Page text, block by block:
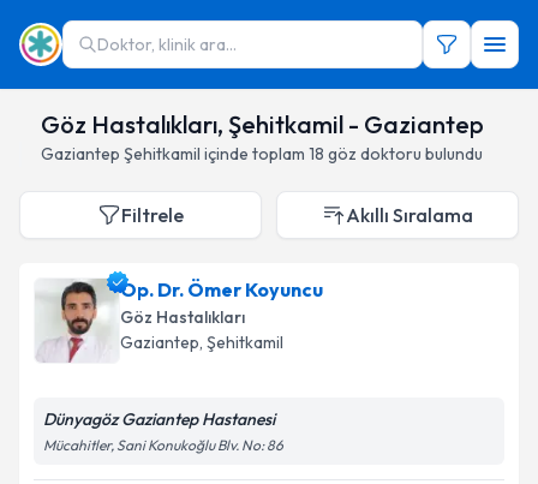
Doktor, klinik ara...
Göz Hastalıkları, Şehitkamil - Gaziantep
Gaziantep Şehitkamil içinde toplam 18 göz doktoru bulundu
Filtrele Akıllı Sıralama
Op. Dr. Ömer Koyuncu
Göz Hastalıkları
Gaziantep, Şehitkamil
Dünyagöz Gaziantep Hastanesi
Mücahitler, Sani Konukoğlu Blv. No: 86